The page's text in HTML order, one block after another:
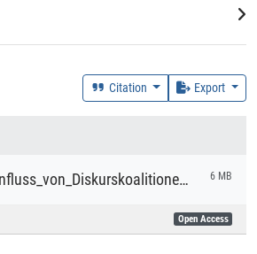
Citation Export
Leipold_Der_Einfluss_von_Diskurskoalitionen_auf_die_Besteuerung_von_Unternehmen_Diss.pdf 6 MB
Open Access
Wirtschaftsrecht